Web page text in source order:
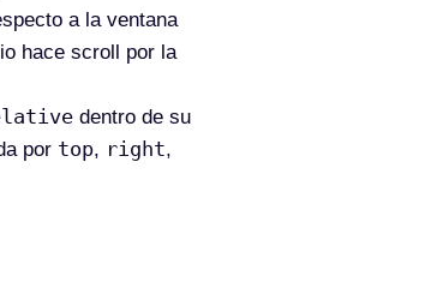
a la ventana
hace scroll por la
dentro de su
por top, right,